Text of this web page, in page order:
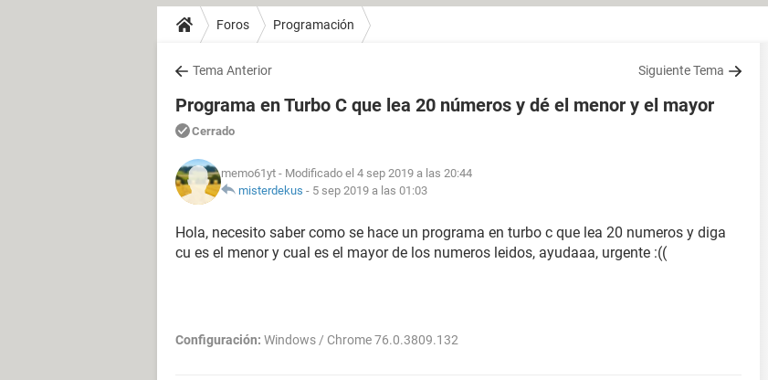
Foros Programación
Tema Anterior Siguiente Tema
Programa en Turbo C que lea 20 números y dé el menor y el mayor
Cerrado
memo61yt - Modificado el 4 sep 2019 a las 20:44
misterdekus - 5 sep 2019 a las 01:03
Hola, necesito saber como se hace un programa en turbo c que lea 20 numeros y diga
cu es el menor y cual es el mayor de los numeros leidos, ayudaaa, urgente :((
Configuración: Windows / Chrome 76.0.3809.132